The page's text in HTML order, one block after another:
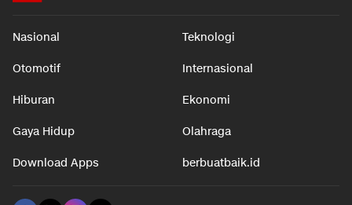
Nasional Teknologi
Otomotif Internasional
Hiburan Ekonomi
Gaya Hidup Olahraga
Download Apps berbuatbaik.id